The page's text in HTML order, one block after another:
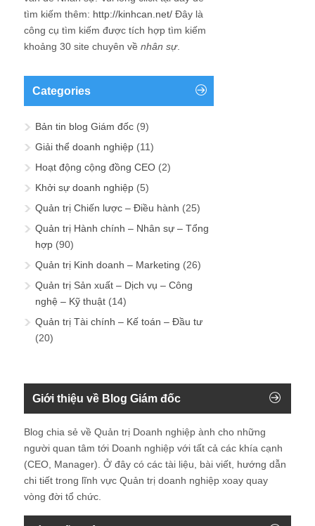
tìm kiếm thêm: http://kinhcan.net/ Đây là
công cụ tìm kiếm được tích hợp tìm kiếm
khoảng 30 site chuyên về nhân sự.
Categories
Bản tin blog Giám đốc (9)
Giải thể doanh nghiệp (11)
Hoạt động cộng đồng CEO (2)
Khởi sự doanh nghiệp (5)
Quản trị Chiến lược – Điều hành (25)
Quản trị Hành chính – Nhân sự – Tổng
hợp (90)
Quản trị Kinh doanh – Marketing (26)
Quản trị Sản xuất – Dịch vụ – Công
nghệ – Kỹ thuật (14)
Quản trị Tài chính – Kế toán – Đầu tư
(20)
Giới thiệu về Blog Giám đốc
Blog chia sẻ về Quản trị Doanh nghiệp ành cho những
người quan tâm tới Doanh nghiệp với tất cả các khía cạnh
(CEO, Manager). Ở đây có các tài liệu, bài viết, hướng dẫn
chi tiết trong lĩnh vực Quản trị doanh nghiệp xoay quay
vòng đời tổ chức.